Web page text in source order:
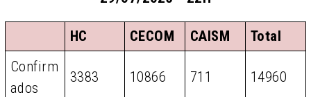
HC CECOM CAISM
Total
Confirm
ados
3383 10866 711 14960